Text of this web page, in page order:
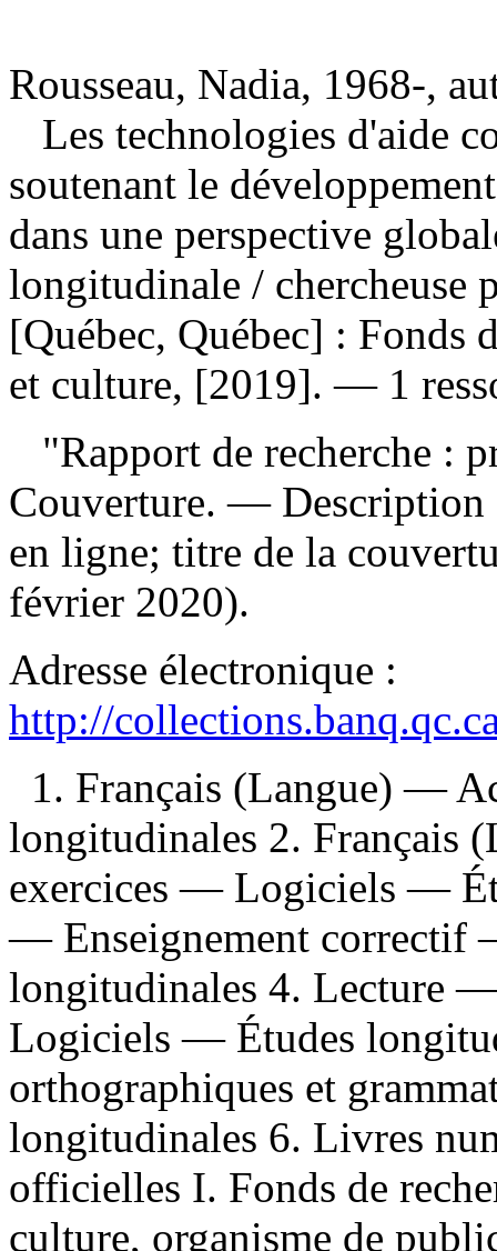
Rousseau, Nadia, 1968-,
Les technologies d'aide
soutenant le
dans une perspective
longitudinale / chercheuse
[Québec, Québec] : Fonds
et culture, [2019]. — 1
"Rapport de recherche :
Couverture. — Description
en ligne; titre de la
février 2020).
Adresse électronique :
http://
1. Français (Langue) —
longitudinales 2. Français
exercices — Logiciels —
— Enseignement
longitudinales 4. Lecture
Logiciels — Études
orthographiques et
longitudinales 6. Livres
officielles I. Fonds de
culture, organisme de